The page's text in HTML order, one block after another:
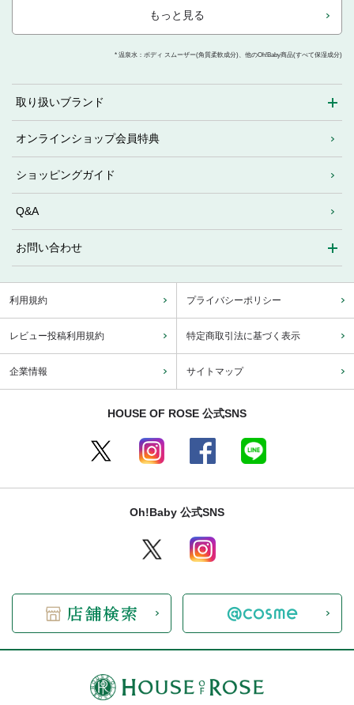
もっと見る
* 温泉水：ボディ スムーザー(角質柔軟成分)、他のOh!Baby商品(すべて保湿成分)
取り扱いブランド
オンラインショップ会員特典
ショッピングガイド
Q&A
お問い合わせ
利用規約 プライバシーポリシー
レビュー投稿利用規約 特定商取引法に基づく表示
企業情報 サイトマップ
HOUSE OF ROSE 公式SNS
Oh!Baby 公式SNS